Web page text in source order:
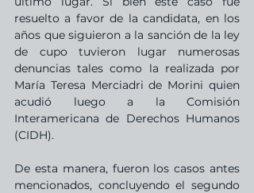
resuelto a favor de la candidata, en los
años que siguieron a la sanción de la ley
de cupo tuvieron lugar numerosas
denuncias tales como la realizada por
María Teresa Merciadri de Morini quien
acudió luego a la Comisión
Interamericana de Derechos Humanos
(CIDH).
De esta manera, fueron los casos antes
mencionados, concluyendo el segundo